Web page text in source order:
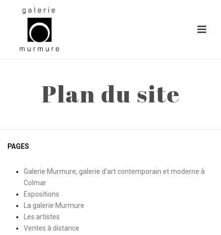
Plan du site
PAGES
Galerie Murmure, galerie d’art contemporain et moderne à
Colmar
Expositions
La galerie Murmure
Les artistes
Ventes à distance